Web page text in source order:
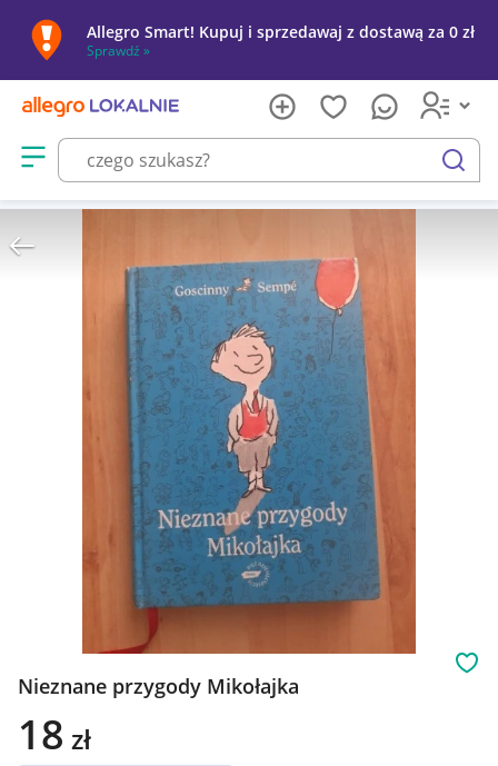
Allegro Smart! Kupuj i sprzedawaj z dostawą za 0 zł
Sprawdź »
Otwórz menu z kategoriami
szukaj
Nieznane przygody Mikołajka
18 zł